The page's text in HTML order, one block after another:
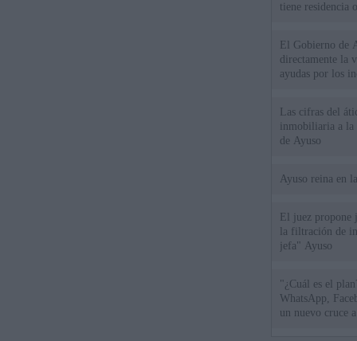
tiene residencia
El Gobierno de
directamente la
ayudas por los
Las cifras del
inmobiliaria a la
de Ayuso
Ayuso reina en
El juez propone
la filtración de
jefa" Ayuso
"¿Cuál es el
WhatsApp,
un nuevo cruce